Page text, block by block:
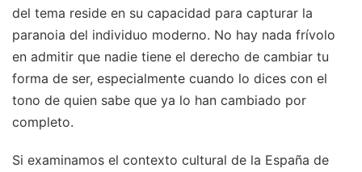
del tema reside en su capacidad para capturar la
paranoia del individuo moderno. No hay nada frívolo
en admitir que nadie tiene el derecho de cambiar tu
forma de ser, especialmente cuando lo dices con el
tono de quien sabe que ya lo han cambiado por
completo.
Si examinamos el contexto cultural de la España de